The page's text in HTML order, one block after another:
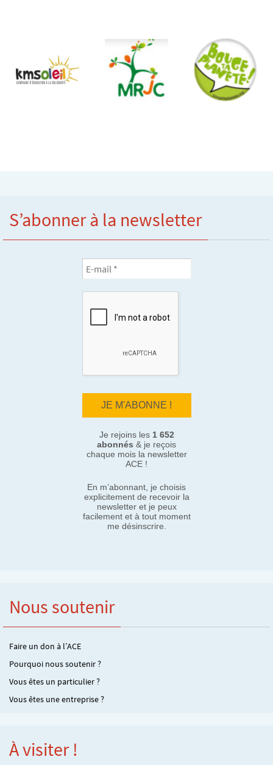
S’abonner à la newsletter
Je rejoins les 1 652
abonnés & je reçois
chaque mois la newsletter
ACE !
En m’abonnant, je choisis
explicitement de recevoir la
newsletter et je peux
facilement et à tout moment
me désinscrire.
Nous soutenir
Faire un don à l’ACE
Pourquoi nous soutenir ?
Vous êtes un particulier ?
Vous êtes une entreprise ?
À visiter !